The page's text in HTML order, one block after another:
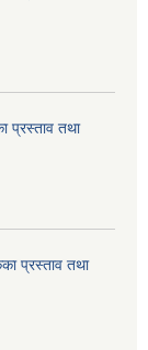
प्रस्ताव तथा
प्रस्ताव तथा